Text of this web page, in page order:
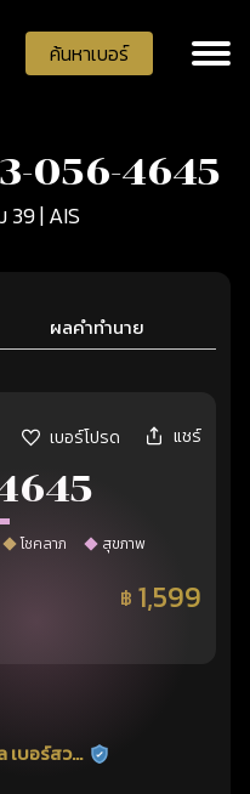
ค้นหาเบอร์
056-4645
39 | AIS
ผลคำทำนาย
เบอร์โปรด แชร์
โชคลาภ สุขภาพ
฿ 1,599
เบอร์สวย ร้านยืนยันแล้ว